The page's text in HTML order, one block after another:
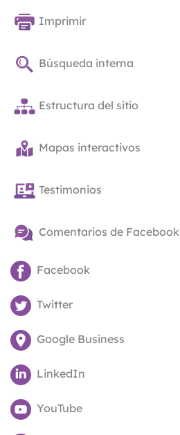
Imprimir
Búsqueda interna
Estructura del sitio
Mapas interactivos
Testimonios
Comentarios de Facebook
Facebook
Twitter
Google Business
LinkedIn
YouTube